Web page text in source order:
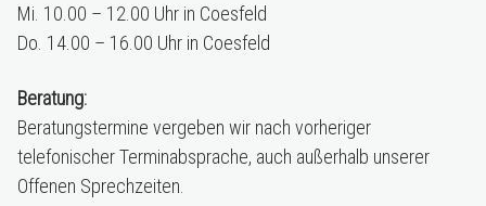
Mi. 10.00 – 12.00 Uhr in Coesfeld
Do. 14.00 – 16.00 Uhr in Coesfeld
Beratung:
Beratungstermine vergeben wir nach vorheriger
telefonischer Terminabsprache, auch außerhalb unserer
Offenen Sprechzeiten.